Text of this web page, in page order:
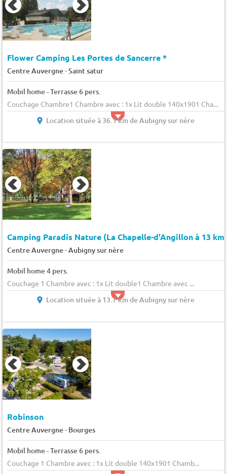
Flower Camping Les Portes de Sancerre *
Centre Auvergne-Saint satur
Mobil home - Terrasse 6 pers.
Couchage Chambre1 Chambre avec : 1x Lit double 140x1901 Cha...
Location située à 36.1 km de Aubigny sur nère
Camping Paradis Nature (La Chapelle-d'Angillon à 13 km)
Centre Auvergne-Aubigny sur nère
Mobil home 4 pers.
Couchage 1 Chambre avec : 1x Lit double1 Chambre avec ...
Location située à 13.7 km de Aubigny sur nère
Robinson
Centre Auvergne- Bourges
Mobil home - Terrasse 6 pers.
Couchage 1 Chambre avec : 1x Lit double 140x1901 Chamb...